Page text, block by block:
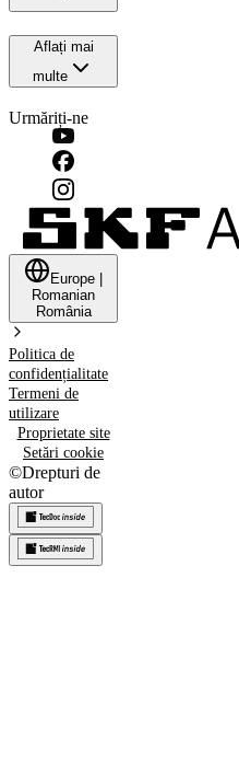
Aflați mai
multe
Urmăriți-ne
Europe
Romanian
România
Politica de
confidențialitate
Termeni de
utilizare
Proprietate site
Setări cookie
©Drepturi de
autor